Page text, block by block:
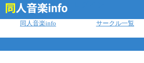
同人音楽info サークル一覧